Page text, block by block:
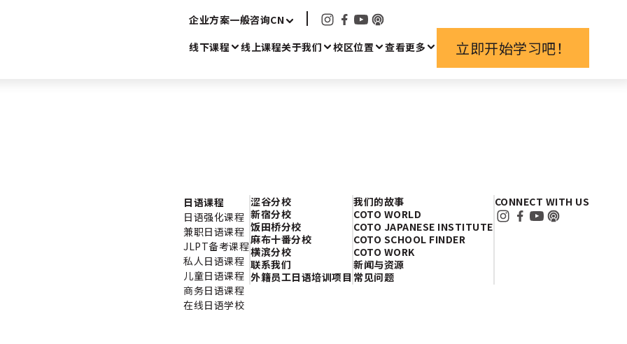
企业方案一般咨询CN
线下课程
线上课程关于我们 校区位置 查看更多 立即开始学习吧！
日语课程
日语强化课程
兼职日语课程
JLPT备考课程
私人日语课程
儿童日语课程
商务日语课程
在线日语学校
涩谷分校
新宿分校
饭田桥分校
麻布十番分校
横滨分校
联系我们
外籍员工日语培训项目
我们的故事
COTO WORLD
COTO JAPANESE INSTITUTE
COTO SCHOOL FINDER
COTO WORK
新闻与资源
常见问题
CONNECT WITH US